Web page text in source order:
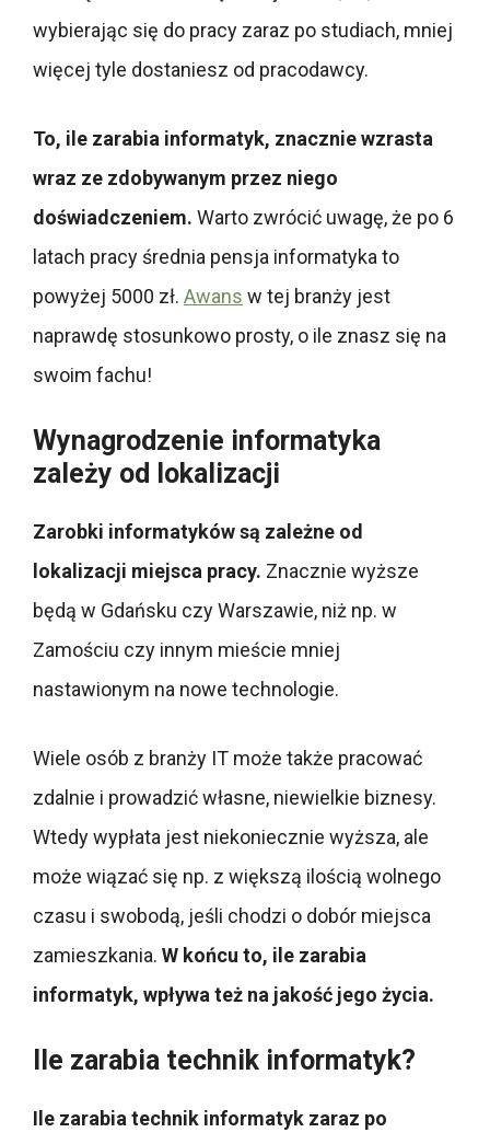
wybierając się do pracy zaraz po studiach, mniej
więcej tyle dostaniesz od pracodawcy.
To, ile zarabia informatyk, znacznie wzrasta
wraz ze zdobywanym przez niego
doświadczeniem. Warto zwrócić uwagę, że po 6
latach pracy średnia pensja informatyka to
powyżej 5000 zł. Awans w tej branży jest
naprawdę stosunkowo prosty, o ile znasz się na
swoim fachu!
Wynagrodzenie informatyka
zależy od lokalizacji
Zarobki informatyków są zależne od
lokalizacji miejsca pracy. Znacznie wyższe
będą w Gdańsku czy Warszawie, niż np. w
Zamościu czy innym mieście mniej
nastawionym na nowe technologie.
Wiele osób z branży IT może także pracować
zdalnie i prowadzić własne, niewielkie biznesy.
Wtedy wypłata jest niekoniecznie wyższa, ale
może wiązać się np. z większą ilością wolnego
czasu i swobodą, jeśli chodzi o dobór miejsca
zamieszkania. W końcu to, ile zarabia
informatyk, wpływa też na jakość jego życia.
Ile zarabia technik informatyk?
Ile zarabia technik informatyk zaraz po